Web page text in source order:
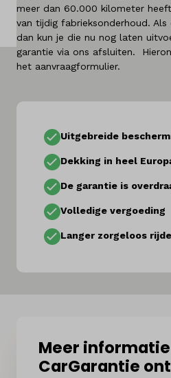
Land
Nederland
meer dan 60.000 kilometer
van tijdig fabrieksonderhoud.
dan kun je die nu nog laten
garantie via ons afsluiten.
het aanvraagformulier.
Uitgebreide
Dekking in heel
De garantie is
Volledige vergoeding
Langer zorgeloos
Meer
CarGarantie